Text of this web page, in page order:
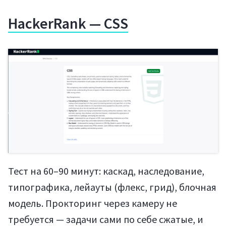
HackerRank — CSS
Тест на 60–90 минут: каскад, наследование,
типографика, лейауты (флекс, грид), блочная
модель. Прокторинг через камеру не
требуется — задачи сами по себе сжатые, и